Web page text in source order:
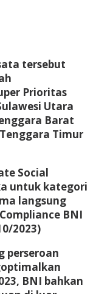
tersebut
Prioritas
Utara
Barat
Timur
Social
untuk kategori
langsung
BNI
2023)
perseroan
BNI bahkan